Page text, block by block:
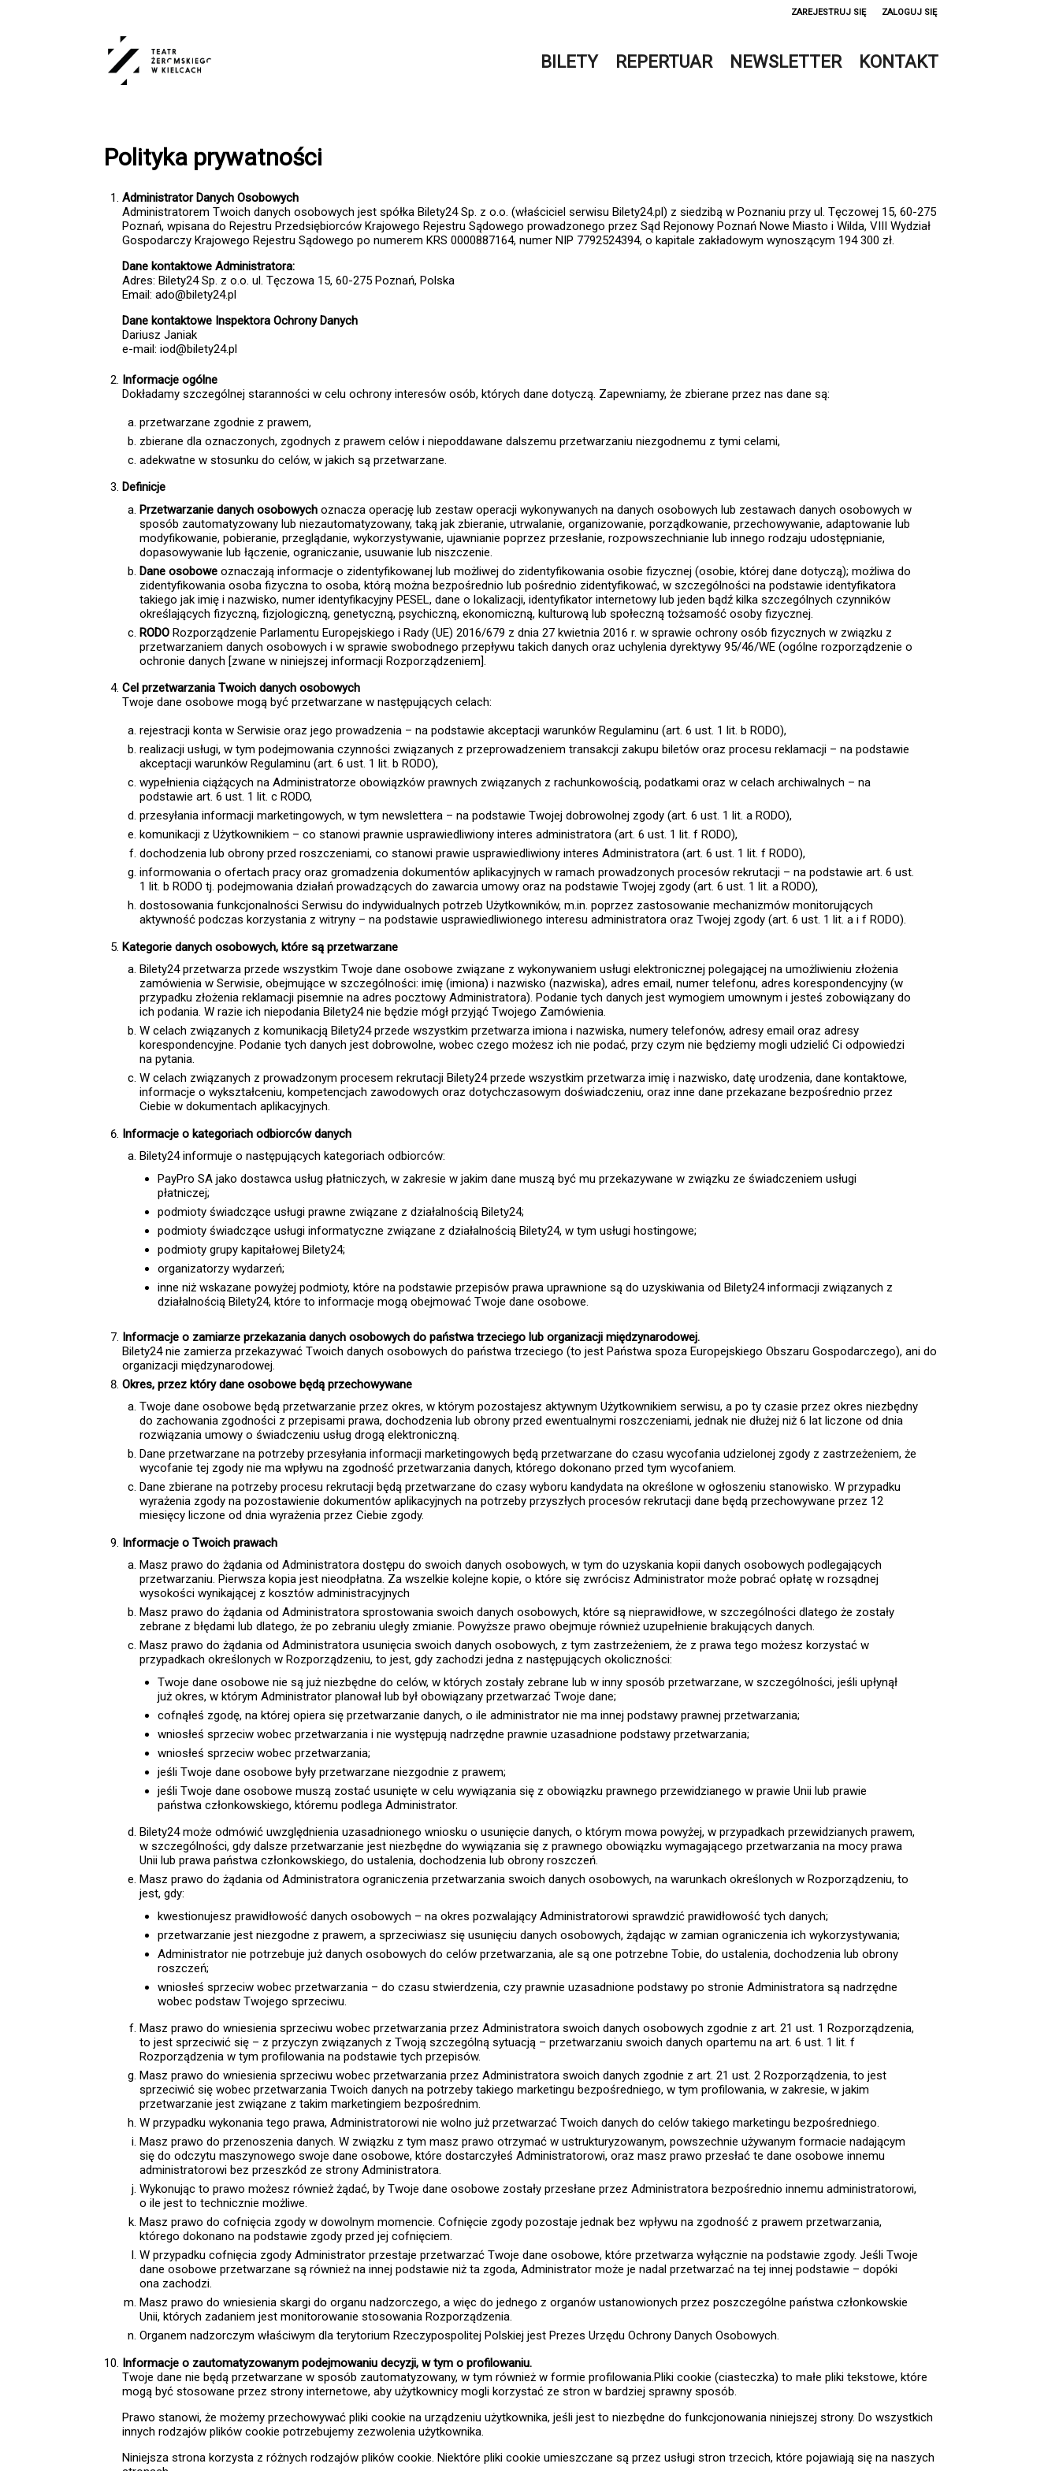
ZAREJESTRUJ SIĘ ZALOGUJ SIĘ
BILETY REPERTUAR NEWSLETTER KONTAKT
Polityka prywatności
Administrator Danych Osobowych
Administratorem Twoich danych osobowych jest spółka Bilety24 Sp. z o.o. (właściciel serwisu Bilety24.pl) z siedzibą w Poznaniu przy ul. Tęczowej 15, 60-275
Poznań, wpisana do Rejestru Przedsiębiorców Krajowego Rejestru Sądowego prowadzonego przez Sąd Rejonowy Poznań Nowe Miasto i Wilda, VIII Wydział
Gospodarczy Krajowego Rejestru Sądowego po numerem KRS 0000887164, numer NIP 7792524394, o kapitale zakładowym wynoszącym 194 300 zł.
Dane kontaktowe Administratora:
Adres: Bilety24 Sp. z o.o. ul. Tęczowa 15, 60-275 Poznań, Polska
Email: ado@bilety24.pl
Dane kontaktowe Inspektora Ochrony Danych
Dariusz Janiak
e-mail: iod@bilety24.pl
Informacje ogólne
Dokładamy szczególnej staranności w celu ochrony interesów osób, których dane dotyczą. Zapewniamy, że zbierane przez nas dane są:
przetwarzane zgodnie z prawem,
zbierane dla oznaczonych, zgodnych z prawem celów i niepoddawane dalszemu przetwarzaniu niezgodnemu z tymi celami,
adekwatne w stosunku do celów, w jakich są przetwarzane.
Definicje
Przetwarzanie danych osobowych oznacza operację lub zestaw operacji wykonywanych na danych osobowych lub zestawach danych osobowych w
sposób zautomatyzowany lub niezautomatyzowany, taką jak zbieranie, utrwalanie, organizowanie, porządkowanie, przechowywanie, adaptowanie lub
modyfikowanie, pobieranie, przeglądanie, wykorzystywanie, ujawnianie poprzez przesłanie, rozpowszechnianie lub innego rodzaju udostępnianie,
dopasowywanie lub łączenie, ograniczanie, usuwanie lub niszczenie.
Dane osobowe oznaczają informacje o zidentyfikowanej lub możliwej do zidentyfikowania osobie fizycznej (osobie, której dane dotyczą); możliwa do
zidentyfikowania osoba fizyczna to osoba, którą można bezpośrednio lub pośrednio zidentyfikować, w szczególności na podstawie identyfikatora
takiego jak imię i nazwisko, numer identyfikacyjny PESEL, dane o lokalizacji, identyfikator internetowy lub jeden bądź kilka szczególnych czynników
określających fizyczną, fizjologiczną, genetyczną, psychiczną, ekonomiczną, kulturową lub społeczną tożsamość osoby fizycznej.
RODO Rozporządzenie Parlamentu Europejskiego i Rady (UE) 2016/679 z dnia 27 kwietnia 2016 r. w sprawie ochrony osób fizycznych w związku z
przetwarzaniem danych osobowych i w sprawie swobodnego przepływu takich danych oraz uchylenia dyrektywy 95/46/WE (ogólne rozporządzenie o
ochronie danych [zwane w niniejszej informacji Rozporządzeniem].
Cel przetwarzania Twoich danych osobowych
Twoje dane osobowe mogą być przetwarzane w następujących celach:
rejestracji konta w Serwisie oraz jego prowadzenia – na podstawie akceptacji warunków Regulaminu (art. 6 ust. 1 lit. b RODO),
realizacji usługi, w tym podejmowania czynności związanych z przeprowadzeniem transakcji zakupu biletów oraz procesu reklamacji – na podstawie
akceptacji warunków Regulaminu (art. 6 ust. 1 lit. b RODO),
wypełnienia ciążących na Administratorze obowiązków prawnych związanych z rachunkowością, podatkami oraz w celach archiwalnych – na
podstawie art. 6 ust. 1 lit. c RODO,
przesyłania informacji marketingowych, w tym newslettera – na podstawie Twojej dobrowolnej zgody (art. 6 ust. 1 lit. a RODO),
komunikacji z Użytkownikiem – co stanowi prawnie usprawiedliwiony interes administratora (art. 6 ust. 1 lit. f RODO),
dochodzenia lub obrony przed roszczeniami, co stanowi prawie usprawiedliwiony interes Administratora (art. 6 ust. 1 lit. f RODO),
informowania o ofertach pracy oraz gromadzenia dokumentów aplikacyjnych w ramach prowadzonych procesów rekrutacji – na podstawie art. 6 ust.
1 lit. b RODO tj. podejmowania działań prowadzących do zawarcia umowy oraz na podstawie Twojej zgody (art. 6 ust. 1 lit. a RODO),
dostosowania funkcjonalności Serwisu do indywidualnych potrzeb Użytkowników, m.in. poprzez zastosowanie mechanizmów monitorujących
aktywność podczas korzystania z witryny – na podstawie usprawiedliwionego interesu administratora oraz Twojej zgody (art. 6 ust. 1 lit. a i f RODO).
Kategorie danych osobowych, które są przetwarzane
Bilety24 przetwarza przede wszystkim Twoje dane osobowe związane z wykonywaniem usługi elektronicznej polegającej na umożliwieniu złożenia
zamówienia w Serwisie, obejmujące w szczególności: imię (imiona) i nazwisko (nazwiska), adres email, numer telefonu, adres korespondencyjny (w
przypadku złożenia reklamacji pisemnie na adres pocztowy Administratora). Podanie tych danych jest wymogiem umownym i jesteś zobowiązany do
ich podania. W razie ich niepodania Bilety24 nie będzie mógł przyjąć Twojego Zamówienia.
W celach związanych z komunikacją Bilety24 przede wszystkim przetwarza imiona i nazwiska, numery telefonów, adresy email oraz adresy
korespondencyjne. Podanie tych danych jest dobrowolne, wobec czego możesz ich nie podać, przy czym nie będziemy mogli udzielić Ci odpowiedzi
na pytania.
W celach związanych z prowadzonym procesem rekrutacji Bilety24 przede wszystkim przetwarza imię i nazwisko, datę urodzenia, dane kontaktowe,
informacje o wykształceniu, kompetencjach zawodowych oraz dotychczasowym doświadczeniu, oraz inne dane przekazane bezpośrednio przez
Ciebie w dokumentach aplikacyjnych.
Informacje o kategoriach odbiorców danych
Bilety24 informuje o następujących kategoriach odbiorców:
PayPro SA jako dostawca usług płatniczych, w zakresie w jakim dane muszą być mu przekazywane w związku ze świadczeniem usługi
płatniczej;
podmioty świadczące usługi prawne związane z działalnością Bilety24;
podmioty świadczące usługi informatyczne związane z działalnością Bilety24, w tym usługi hostingowe;
podmioty grupy kapitałowej Bilety24;
organizatorzy wydarzeń;
inne niż wskazane powyżej podmioty, które na podstawie przepisów prawa uprawnione są do uzyskiwania od Bilety24 informacji związanych z
działalnością Bilety24, które to informacje mogą obejmować Twoje dane osobowe.
Informacje o zamiarze przekazania danych osobowych do państwa trzeciego lub organizacji międzynarodowej.
Bilety24 nie zamierza przekazywać Twoich danych osobowych do państwa trzeciego (to jest Państwa spoza Europejskiego Obszaru Gospodarczego), ani do
organizacji międzynarodowej.
Okres, przez który dane osobowe będą przechowywane
Twoje dane osobowe będą przetwarzanie przez okres, w którym pozostajesz aktywnym Użytkownikiem serwisu, a po ty czasie przez okres niezbędny
do zachowania zgodności z przepisami prawa, dochodzenia lub obrony przed ewentualnymi roszczeniami, jednak nie dłużej niż 6 lat liczone od dnia
rozwiązania umowy o świadczeniu usług drogą elektroniczną.
Dane przetwarzane na potrzeby przesyłania informacji marketingowych będą przetwarzane do czasu wycofania udzielonej zgody z zastrzeżeniem, że
wycofanie tej zgody nie ma wpływu na zgodność przetwarzania danych, którego dokonano przed tym wycofaniem.
Dane zbierane na potrzeby procesu rekrutacji będą przetwarzane do czasy wyboru kandydata na określone w ogłoszeniu stanowisko. W przypadku
wyrażenia zgody na pozostawienie dokumentów aplikacyjnych na potrzeby przyszłych procesów rekrutacji dane będą przechowywane przez 12
miesięcy liczone od dnia wyrażenia przez Ciebie zgody.
Informacje o Twoich prawach
Masz prawo do żądania od Administratora dostępu do swoich danych osobowych, w tym do uzyskania kopii danych osobowych podlegających
przetwarzaniu. Pierwsza kopia jest nieodpłatna. Za wszelkie kolejne kopie, o które się zwrócisz Administrator może pobrać opłatę w rozsądnej
wysokości wynikającej z kosztów administracyjnych
Masz prawo do żądania od Administratora sprostowania swoich danych osobowych, które są nieprawidłowe, w szczególności dlatego że zostały
zebrane z błędami lub dlatego, że po zebraniu uległy zmianie. Powyższe prawo obejmuje również uzupełnienie brakujących danych.
Masz prawo do żądania od Administratora usunięcia swoich danych osobowych, z tym zastrzeżeniem, że z prawa tego możesz korzystać w
przypadkach określonych w Rozporządzeniu, to jest, gdy zachodzi jedna z następujących okoliczności:
Twoje dane osobowe nie są już niezbędne do celów, w których zostały zebrane lub w inny sposób przetwarzane, w szczególności, jeśli upłynął
już okres, w którym Administrator planował lub był obowiązany przetwarzać Twoje dane;
cofnąłeś zgodę, na której opiera się przetwarzanie danych, o ile administrator nie ma innej podstawy prawnej przetwarzania;
wniosłeś sprzeciw wobec przetwarzania i nie występują nadrzędne prawnie uzasadnione podstawy przetwarzania;
wniosłeś sprzeciw wobec przetwarzania;
jeśli Twoje dane osobowe były przetwarzane niezgodnie z prawem;
jeśli Twoje dane osobowe muszą zostać usunięte w celu wywiązania się z obowiązku prawnego przewidzianego w prawie Unii lub prawie
państwa członkowskiego, któremu podlega Administrator.
Bilety24 może odmówić uwzględnienia uzasadnionego wniosku o usunięcie danych, o którym mowa powyżej, w przypadkach przewidzianych prawem,
w szczególności, gdy dalsze przetwarzanie jest niezbędne do wywiązania się z prawnego obowiązku wymagającego przetwarzania na mocy prawa
Unii lub prawa państwa członkowskiego, do ustalenia, dochodzenia lub obrony roszczeń.
Masz prawo do żądania od Administratora ograniczenia przetwarzania swoich danych osobowych, na warunkach określonych w Rozporządzeniu, to
jest, gdy:
kwestionujesz prawidłowość danych osobowych – na okres pozwalający Administratorowi sprawdzić prawidłowość tych danych;
przetwarzanie jest niezgodne z prawem, a sprzeciwiasz się usunięciu danych osobowych, żądając w zamian ograniczenia ich wykorzystywania;
Administrator nie potrzebuje już danych osobowych do celów przetwarzania, ale są one potrzebne Tobie, do ustalenia, dochodzenia lub obrony
roszczeń;
wniosłeś sprzeciw wobec przetwarzania – do czasu stwierdzenia, czy prawnie uzasadnione podstawy po stronie Administratora są nadrzędne
wobec podstaw Twojego sprzeciwu.
Masz prawo do wniesienia sprzeciwu wobec przetwarzania przez Administratora swoich danych osobowych zgodnie z art. 21 ust. 1 Rozporządzenia,
to jest sprzeciwić się – z przyczyn związanych z Twoją szczególną sytuacją – przetwarzaniu swoich danych opartemu na art. 6 ust. 1 lit. f
Rozporządzenia w tym profilowania na podstawie tych przepisów.
Masz prawo do wniesienia sprzeciwu wobec przetwarzania przez Administratora swoich danych zgodnie z art. 21 ust. 2 Rozporządzenia, to jest
sprzeciwić się wobec przetwarzania Twoich danych na potrzeby takiego marketingu bezpośredniego, w tym profilowania, w zakresie, w jakim
przetwarzanie jest związane z takim marketingiem bezpośrednim.
W przypadku wykonania tego prawa, Administratorowi nie wolno już przetwarzać Twoich danych do celów takiego marketingu bezpośredniego.
Masz prawo do przenoszenia danych. W związku z tym masz prawo otrzymać w ustrukturyzowanym, powszechnie używanym formacie nadającym
się do odczytu maszynowego swoje dane osobowe, które dostarczyłeś Administratorowi, oraz masz prawo przesłać te dane osobowe innemu
administratorowi bez przeszkód ze strony Administratora.
Wykonując to prawo możesz również żądać, by Twoje dane osobowe zostały przesłane przez Administratora bezpośrednio innemu administratorowi,
o ile jest to technicznie możliwe.
Masz prawo do cofnięcia zgody w dowolnym momencie. Cofnięcie zgody pozostaje jednak bez wpływu na zgodność z prawem przetwarzania,
którego dokonano na podstawie zgody przed jej cofnięciem.
W przypadku cofnięcia zgody Administrator przestaje przetwarzać Twoje dane osobowe, które przetwarza wyłącznie na podstawie zgody. Jeśli Twoje
dane osobowe przetwarzane są również na innej podstawie niż ta zgoda, Administrator może je nadal przetwarzać na tej innej podstawie – dopóki
ona zachodzi.
Masz prawo do wniesienia skargi do organu nadzorczego, a więc do jednego z organów ustanowionych przez poszczególne państwa członkowskie
Unii, których zadaniem jest monitorowanie stosowania Rozporządzenia.
Organem nadzorczym właściwym dla terytorium Rzeczypospolitej Polskiej jest Prezes Urzędu Ochrony Danych Osobowych.
Informacje o zautomatyzowanym podejmowaniu decyzji, w tym o profilowaniu.
Twoje dane nie będą przetwarzane w sposób zautomatyzowany, w tym również w formie profilowania.Pliki cookie (ciasteczka) to małe pliki tekstowe, które
mogą być stosowane przez strony internetowe, aby użytkownicy mogli korzystać ze stron w bardziej sprawny sposób.
Prawo stanowi, że możemy przechowywać pliki cookie na urządzeniu użytkownika, jeśli jest to niezbędne do funkcjonowania niniejszej strony. Do wszystkich
innych rodzajów plików cookie potrzebujemy zezwolenia użytkownika.
Niniejsza strona korzysta z różnych rodzajów plików cookie. Niektóre pliki cookie umieszczane są przez usługi stron trzecich, które pojawiają się na naszych